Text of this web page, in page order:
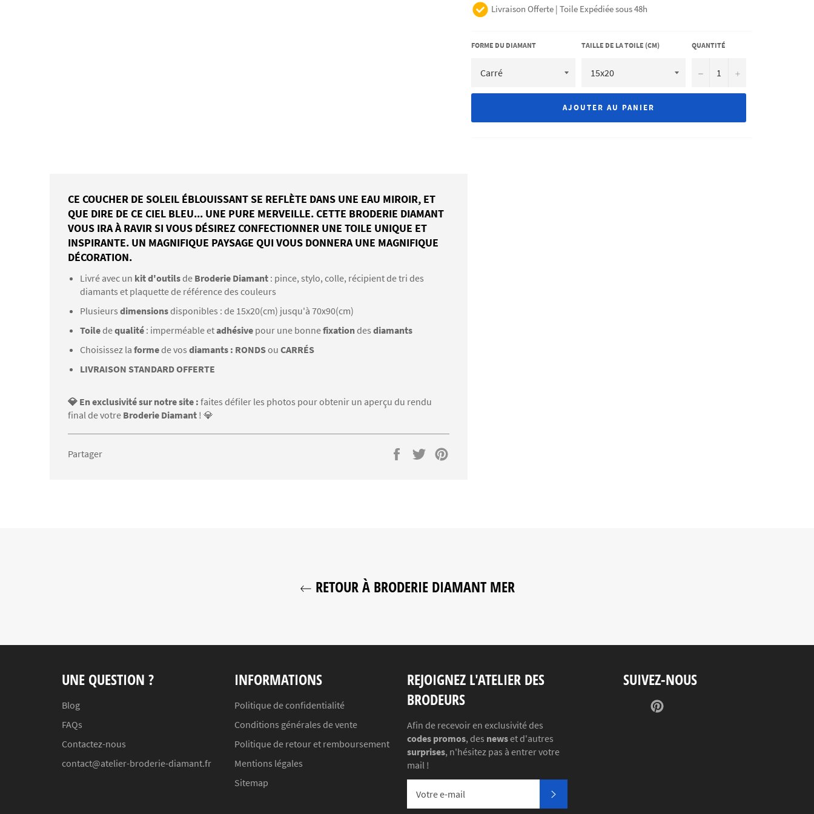
CE COUCHER DE SOLEIL ÉBLOUISSANT SE REFLÈTE DANS UNE EAU MIROIR, ET
QUE DIRE DE CE CIEL BLEU... UNE PURE MERVEILLE. CETTE BRODERIE DIAMANT
VOUS IRA À RAVIR SI VOUS DÉSIREZ CONFECTIONNER UNE TOILE UNIQUE ET
INSPIRANTE. UN MAGNIFIQUE PAYSAGE QUI VOUS DONNERA UNE MAGNIFIQUE
DÉCORATION.
Livré avec un kit d'outilsde Broderie Diamant : pince, stylo, colle, récipient de tri des
diamants et plaquette de référence des couleurs
Plusieurs dimensionsdisponibles : de 15x20(cm) jusqu'à 70x90(cm)
Toiledequalité : imperméable etadhésive pour une bonnefixationdes diamants
Choisissez la formede vos diamants : RONDSou CARRÉS
LIVRAISON STANDARD OFFERTE
💎 En exclusivité sur notre site : faites défiler les photos pour obtenir un aperçu du rendu
final de votre Broderie Diamant ! 💎
Partager
PartagerTweeter
Livraison Offerte | Toile Expédiée sous 48h
FORME DU DIAMANT TAILLE DE LA TOILE (CM) QUANTITÉ
− +
AJOUTER AU PANIER
RETOUR À BRODERIE DIAMANT MER
UNE QUESTION ?
Blog
FAQs
Contactez-nous
contact@atelier-broderie-diamant.fr
INFORMATIONS
Politique de confidentialité
Conditions générales de vente
Politique de retour et remboursement
Mentions légales
Sitemap
REJOIGNEZ L'ATELIER DES
BRODEURS
Afin de recevoir en exclusivité des
codes promos, des newset d'autres
surprises, n'hésitez pas à entrer votre
mail !
SUIVEZ-NOUS